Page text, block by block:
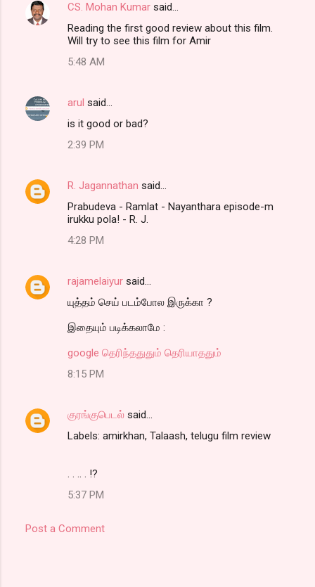
CS. Mohan Kumar said…
Reading the first good review about this film.
Will try to see this film for Amir
5:48 AM
arul said…
is it good or bad?
2:39 PM
R. Jagannathan said…
Prabudeva - Ramlat - Nayanthara episode-m
irukku pola! - R. J.
4:28 PM
rajamelaiyur said…
யுத்தம் செய் படம்போல இருக்கா ?
இதையும் படிக்கலாமே :
google தெரிந்ததுதும் தெரியாததும்
8:15 PM
குரங்குபெடல் said…
Labels: amirkhan, Talaash, telugu film review
. . .. . !?
5:37 PM
Post a Comment